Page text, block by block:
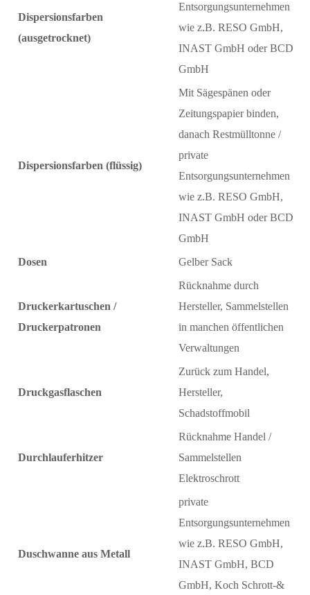
Dispersionsfarben
(ausgetrocknet)
Entsorgungsunternehmen
wie z.B. RESO GmbH,
INAST GmbH oder BCD
GmbH
Dispersionsfarben (flüssig)
Mit Sägespänen oder
Zeitungspapier binden,
danach Restmülltonne /
private
Entsorgungsunternehmen
wie z.B. RESO GmbH,
INAST GmbH oder BCD
GmbH
Dosen
Gelber Sack
Druckerkartuschen /
Druckerpatronen
Rücknahme durch
Hersteller, Sammelstellen
in manchen öffentlichen
Verwaltungen
Druckgasflaschen
Zurück zum Handel,
Hersteller,
Schadstoffmobil
Durchlauferhitzer
Rücknahme Handel /
Sammelstellen
Elektroschrott
Duschwanne aus Metall
private
Entsorgungsunternehmen
wie z.B. RESO GmbH,
INAST GmbH, BCD
GmbH, Koch Schrott-&